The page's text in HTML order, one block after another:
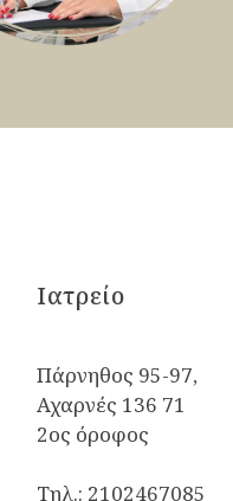
Iατρείο
Πάρνηθος 95-97,
Αχαρνές 136 71
2ος όροφος
Τηλ.: 2102467085